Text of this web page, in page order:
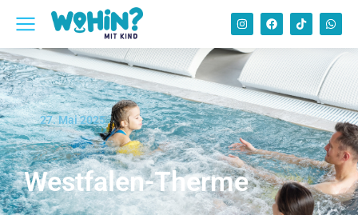
27. Mai 2025
Westfalen-Therme